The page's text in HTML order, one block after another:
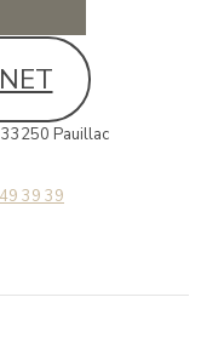
Pauillac
39 39